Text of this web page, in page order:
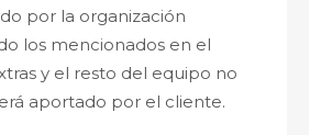
por la organización
los mencionados en el
y el resto del equipo no
aportado por el cliente.